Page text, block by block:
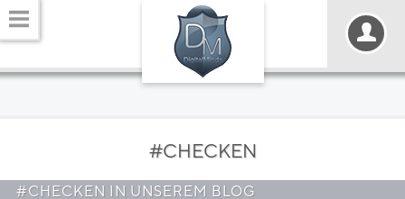
#CHECKEN
#CHECKEN IN UNSEREM BLOG